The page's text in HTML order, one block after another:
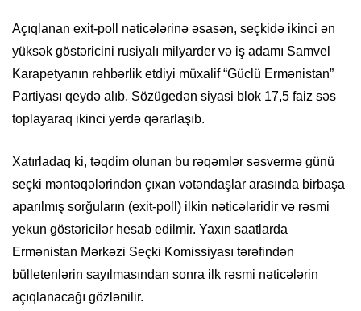
Açıqlanan exit-poll nəticələrinə əsasən, seçkidə ikinci ən
yüksək göstəricini rusiyalı milyarder və iş adamı Samvel
Karapetyanın rəhbərlik etdiyi müxalif “Güclü Ermənistan”
Partiyası qeydə alıb. Sözügedən siyasi blok 17,5 faiz səs
toplayaraq ikinci yerdə qərarlaşıb.
Xatırladaq ki, təqdim olunan bu rəqəmlər səsvermə günü
seçki məntəqələrindən çıxan vətəndaşlar arasında birbaşa
aparılmış sorğuların (exit-poll) ilkin nəticələridir və rəsmi
yekun göstəricilər hesab edilmir. Yaxın saatlarda
Ermənistan Mərkəzi Seçki Komissiyası tərəfindən
bülletenlərin sayılmasından sonra ilk rəsmi nəticələrin
açıqlanacağı gözlənilir.